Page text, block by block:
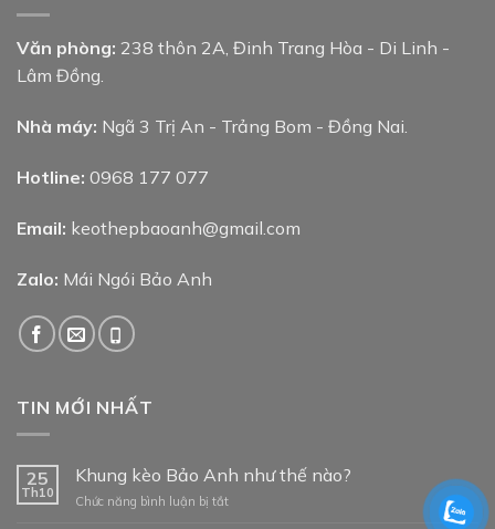
Văn phòng: 238 thôn 2A, Đinh Trang Hòa - Di Linh -
Lâm Đồng.
Nhà máy: Ngã 3 Trị An - Trảng Bom - Đồng Nai.
Hotline: 0968 177 077
Email: keothepbaoanh@gmail.com
Zalo: Mái Ngói Bảo Anh
TIN MỚI NHẤT
25
Th10
Khung kèo Bảo Anh như thế nào?
Chức năng bình luận bị tắtở